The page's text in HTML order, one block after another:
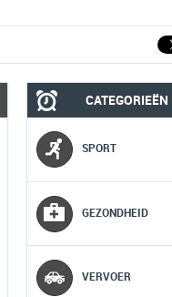
MOBIEL
CATEGORIEËN
SPORT
GEZONDHEID
VERVOER